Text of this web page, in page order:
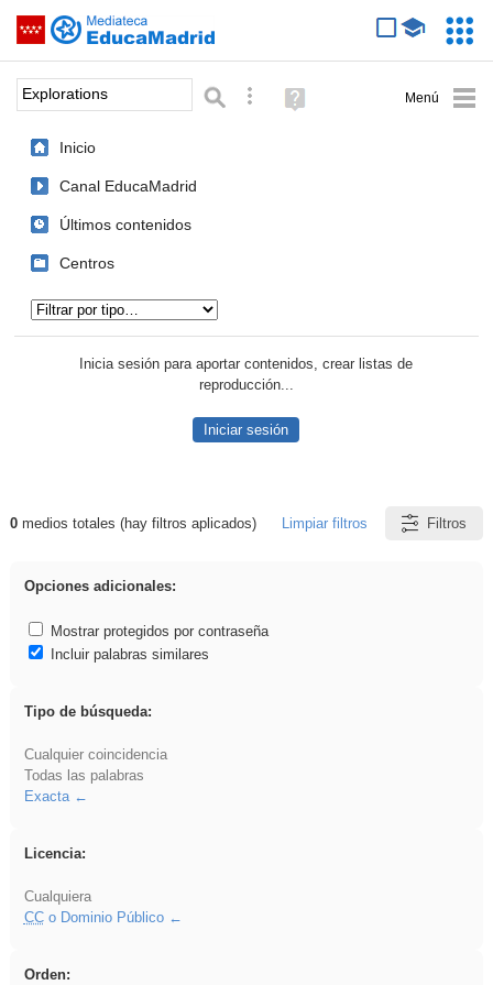
Saltar navegación
Palabra o frase: Búsqueda avanzada
Ayuda
(en
Inicio
Canal EducaMadrid
Últimos contenidos
Centros
Inicia sesión para aportar contenidos, crear listas de
reproducción...
Iniciar sesión
Resultados de: Explorations
0medios totales (hay filtros aplicados) Limpiar filtros Filtros
Opciones adicionales:
Mostrar protegidos por contraseña
Incluir palabras similares
Tipo de búsqueda:
Cualquier coincidencia
Todas las palabras
Exacta
Licencia:
Cualquiera
CCo Dominio Público
Orden: